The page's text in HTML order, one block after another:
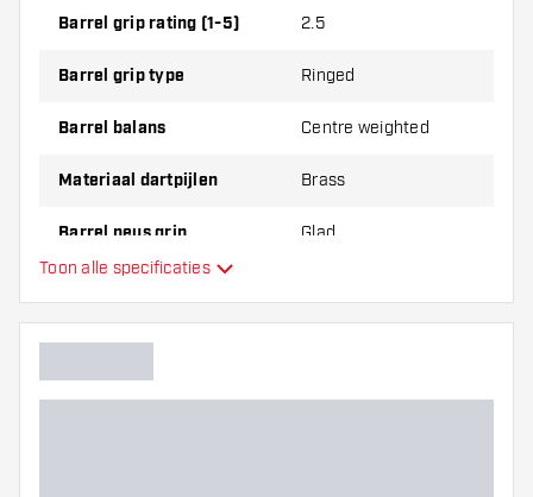
Barrel grip rating (1-5) 2.5
Barrel grip type Ringed
Barrel balans Centre weighted
Materiaal dartpijlen Brass
Barrel neus grip Glad
Barrel kleur
Toon alle specificaties